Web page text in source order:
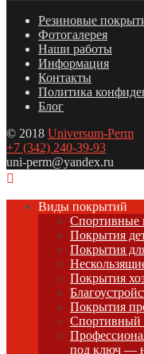
Резиновые
Фотогалерея
Наши работы
Информация
Контакты
Политика
Блог
© 2018 Universum-Perm
+7 (342) 240-39-93
uni-perm@yandex.ru
Виды покрытий
Спортивные
Покрытия
Покрытия
Покрытия
Покрытия
Спортивный
под ключ —